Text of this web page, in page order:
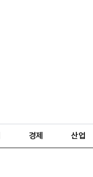
경제 산업